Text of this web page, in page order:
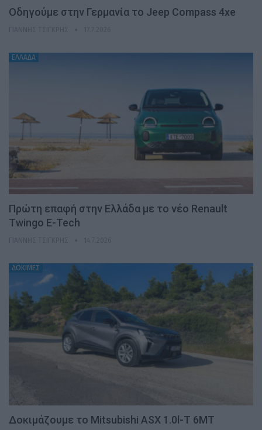
Οδηγούμε στην Γερμανία το Jeep Compass 4xe
ΕΛΛΑΔΑ
Πρώτη επαφή στην Ελλάδα με το νέο Renault
Twingo E-Tech
ΔΟΚΙΜΕΣ
Δοκιμάζουμε το Mitsubishi ASX 1.0l-T 6MT